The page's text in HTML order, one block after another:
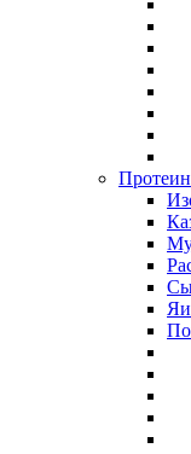
Протеин